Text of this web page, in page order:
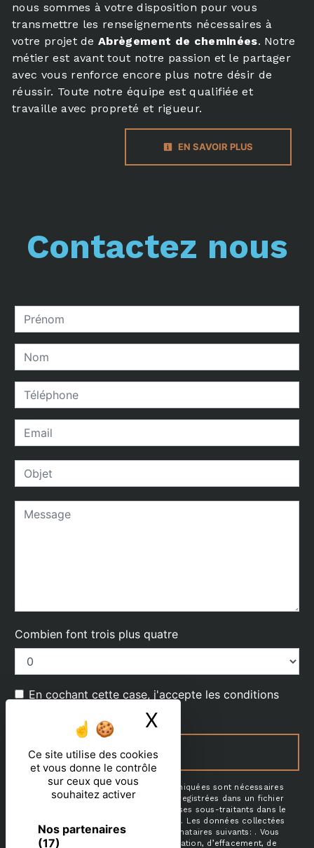
Ce site utilise des cookies
et vous donne le contrôle
sur ceux que vous
souhaitez activer
Nos partenaires
(17)
X
nous sommes à votre disposition pour vous
transmettre les renseignements nécessaires à
votre projet deAbrègement de cheminées. Notre
métier est avant tout notre passion et le partager
avec vous renforce encore plus notre désir de
réussir. Toute notre équipe est qualifiée et
travaille avec propreté et rigueur.
EN SAVOIR PLUS
Contactez nous
Combien font trois plus quatre
En cochant cette case, j'accepte les conditions
particulières ci-dessous **
ENVOYER
** Les données personnelles communiquées sont nécessaires
aux fins de vous contacter et sont enregistrées dans un fichier
informatisé. Elles sont destinées à et ses sous-traitants dans le
seul but de répondre à votre message. Les données collectées
seront communiquées aux seuls destinataires suivants: . Vous
disposez de droits d’accès, de rectification, d’effacement, de